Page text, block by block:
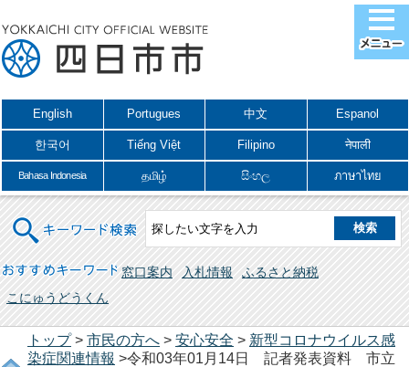
English Portugues 中文 Espanol
한국어 Tiếng Việt Filipino नेपाली
Bahasa Indonesia தமிழ் සිංහල ภาษาไทย
キーワード検索
おすすめキーワード 窓口案内 入札情報
ふるさと納税
こにゅうどうくん
トップ> 市民の方へ > 安心安全 > 新型コロナウイルス感
染症関連情報 >令和03年01月14日 記者発表資料 市立